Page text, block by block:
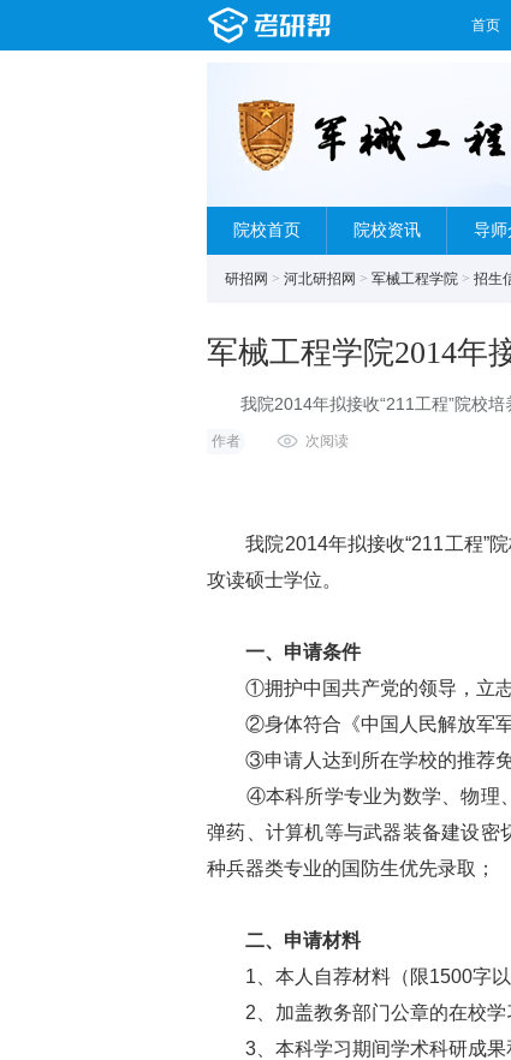
首页
院校首页 院校资讯 导师
研招网 > 河北研招网 > 军械工程学院 > 招生
军械工程学院2014年
我院2014年拟接收“211工程”院校培
作者 次阅读
我院2014年拟接收“211工程”院
攻读硕士学位。
一、申请条件
①拥护中国共产党的领导，立志
②身体符合《中国人民解放军军
③申请人达到所在学校的推荐免
④本科所学专业为数学、物理、
弹药、计算机等与武器装备建设密
种兵器类专业的国防生优先录取；
二、申请材料
1、本人自荐材料（限1500字以
2、加盖教务部门公章的在校学
3、本科学习期间学术科研成果